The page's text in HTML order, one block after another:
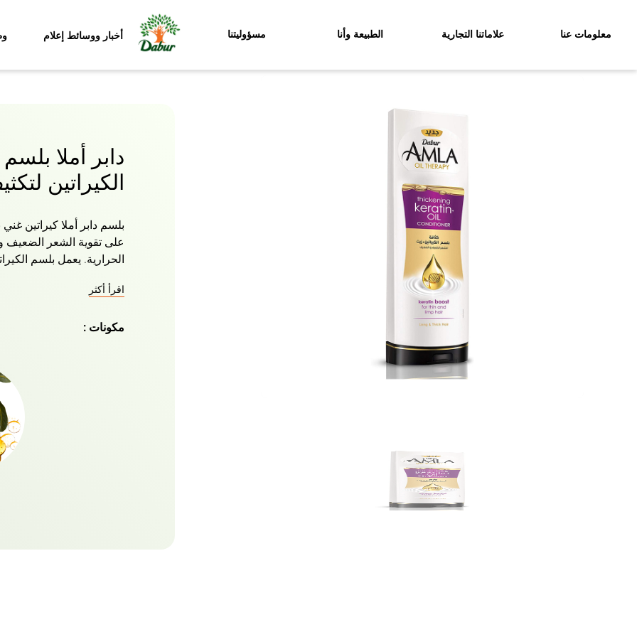
معلومات عنا علاماتنا التجارية الطبيعة وأنا مسؤوليتنا أخبار ووسائط إعلام
دابر أملا
الكيراتين
بلسم دابر أملا كيراتين
على تقوية الشعر الضعيف
الحرارية. يعمل بلسم
تجعل شعرك صحيا من
الكيراتين للشعر الكثيف
اقرأ أكثر
مكونات :